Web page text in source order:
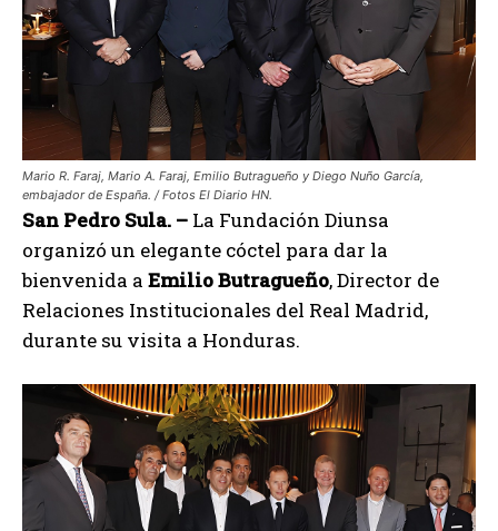
Mario R. Faraj, Mario A. Faraj, Emilio Butragueño y Diego Nuño García,
embajador de España. / Fotos El Diario HN.
San Pedro Sula. – La Fundación Diunsa
organizó un elegante cóctel para dar la
bienvenida a Emilio Butragueño, Director de
Relaciones Institucionales del Real Madrid,
durante su visita a Honduras.